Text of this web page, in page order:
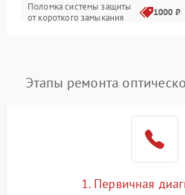
Корпус/Герметичность
Поломка системы защиты
от короткого замыкания
1000 ₽
1000 ₽
Этапы ремонта
1. Первичная